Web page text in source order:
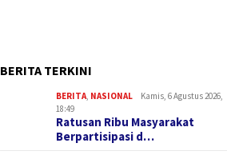
BERITA TERKINI
BERITA, NASIONAL
Kamis, 6 Agustus 2026,
18:49
Ratusan Ribu Masyarakat
Berpartisipasi d…